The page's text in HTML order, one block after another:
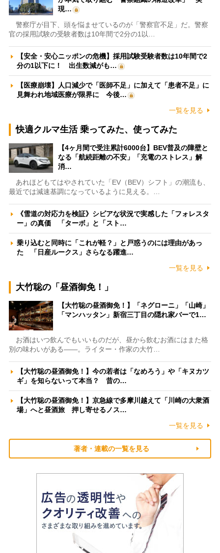
現…
警察庁が目下、頭を悩ませているのが「警察官不足」だ。警察
官の採用試験の受験者数は10年間で2分の1以…
【安全・安心ニッポンの危機】採用試験受験者数は10年間で2
分の1以下に！ 出生数減がも…
【医療崩壊】人口減少で「医師不足」に加えて「患者不足」に
見舞われ地域医療が限界に 今後…
一覧を見る
快適クルマ生活 乗ってみた、使ってみた
【4ヶ月間で受注累計6000台】BEV普及の障壁と
なる「航続距離の不安」「充電のストレス」解
消…
あれほどもてはやされていた「EV（BEV）シフト」の潮流も、
最近では減速基調になっているように見える。…
《雪道の対応力を検証》シビアな状況で実感した「フォレスタ
ー」の真価 「ターボ」と「スト…
乗り込むと同時に「これが軽？」と戸惑うのには理由があっ
た 「日産ルークス」さらなる躍進…
一覧を見る
大竹聡の「昼酒御免！」
【大竹聡の昼酒御免！】「ネグローニ」「山崎」
「マンハッタン」新宿三丁目の隠れ家バーで1…
お酒はいつ飲んでもいいものだが、昼から飲むお酒にはまた格
別の味わいがある――。ライター・作家の大竹…
【大竹聡の昼酒御免！】今の若者は「なめろう」や「キヌカツ
ギ」を知らないって本当？ 昔の…
【大竹聡の昼酒御免！】京急線で多摩川越えて「川崎の大衆酒
場」へと昼酒旅 押し寄せるノス…
一覧を見る
著者・連載の一覧を見る